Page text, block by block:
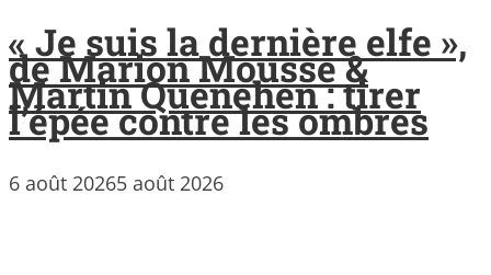
« Je suis la dernière elfe »,
de Marion Mousse &
Martin Quenehen : tirer
l’épée contre les ombres
6 août 20265 août 2026